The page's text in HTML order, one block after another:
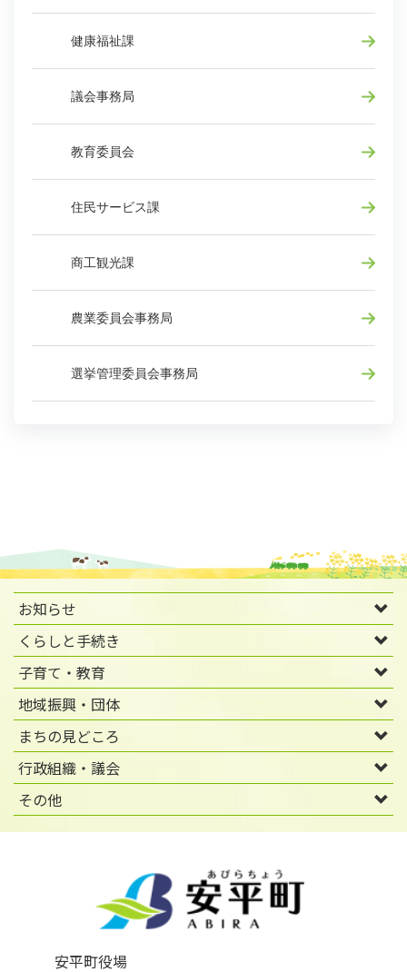
健康福祉課
議会事務局
教育委員会
住民サービス課
商工観光課
農業委員会事務局
選挙管理委員会事務局
お知らせ
くらしと手続き
子育て・教育
地域振興・団体
まちの見どころ
行政組織・議会
その他
安平町役場